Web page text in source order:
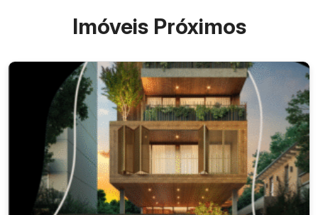
Imóveis Próximos